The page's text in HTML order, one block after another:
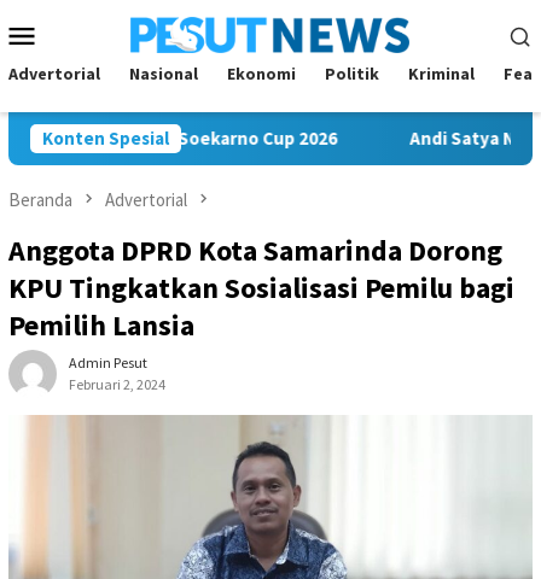
ke
kontenMobile
Advertorial Nasional Ekonomi Politik Kriminal
Konten Spesial
Juara di Soekarno Cup 2026 Andi Satya Nahkodai
Beranda Advertorial
Anggota DPRD Kota Samarinda Dorong
KPU Tingkatkan Sosialisasi Pemilu bagi
Pemilih Lansia
Admin Pesut
Februari 2, 2024